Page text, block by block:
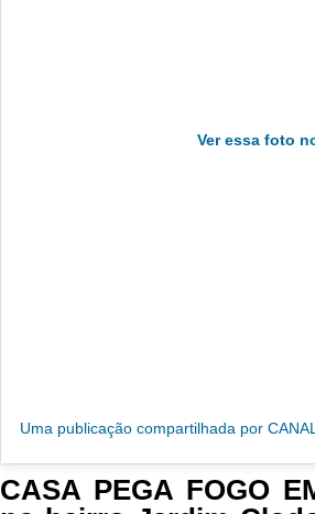
Ver essa foto
Uma publicação compartilhada por
CASA PEGA FOGO